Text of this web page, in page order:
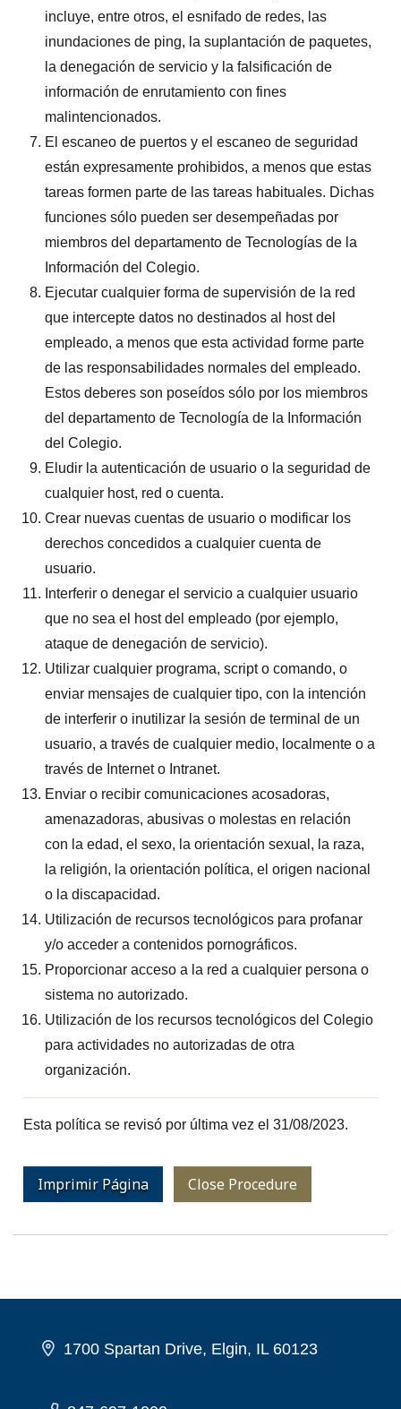
incluye, entre otros, el esnifado de redes, las
inundaciones de ping, la suplantación de paquetes,
la denegación de servicio y la falsificación de
información de enrutamiento con fines
malintencionados.
El escaneo de puertos y el escaneo de seguridad
están expresamente prohibidos, a menos que estas
tareas formen parte de las tareas habituales. Dichas
funciones sólo pueden ser desempeñadas por
miembros del departamento de Tecnologías de la
Información del Colegio.
Ejecutar cualquier forma de supervisión de la red
que intercepte datos no destinados al host del
empleado, a menos que esta actividad forme parte
de las responsabilidades normales del empleado.
Estos deberes son poseídos sólo por los miembros
del departamento de Tecnología de la Información
del Colegio.
Eludir la autenticación de usuario o la seguridad de
cualquier host, red o cuenta.
Crear nuevas cuentas de usuario o modificar los
derechos concedidos a cualquier cuenta de
usuario.
Interferir o denegar el servicio a cualquier usuario
que no sea el host del empleado (por ejemplo,
ataque de denegación de servicio).
Utilizar cualquier programa, script o comando, o
enviar mensajes de cualquier tipo, con la intención
de interferir o inutilizar la sesión de terminal de un
usuario, a través de cualquier medio, localmente o a
través de Internet o Intranet.
Enviar o recibir comunicaciones acosadoras,
amenazadoras, abusivas o molestas en relación
con la edad, el sexo, la orientación sexual, la raza,
la religión, la orientación política, el origen nacional
o la discapacidad.
Utilización de recursos tecnológicos para profanar
y/o acceder a contenidos pornográficos.
Proporcionar acceso a la red a cualquier persona o
sistema no autorizado.
Utilización de los recursos tecnológicos del Colegio
para actividades no autorizadas de otra
organización.
Esta política se revisó por última vez el 31/08/2023.
Imprimir Página Close Procedure
1700 Spartan Drive, Elgin, IL 60123